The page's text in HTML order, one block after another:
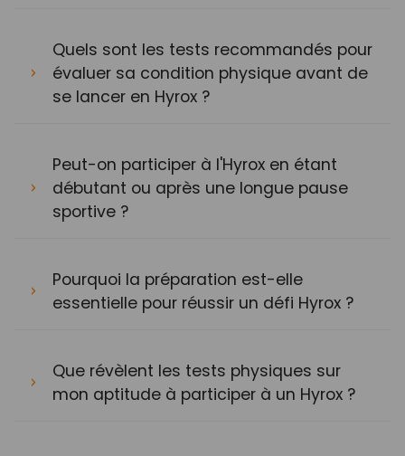
Quels sont les tests recommandés pour
évaluer sa condition physique avant de
se lancer en Hyrox ?
Peut-on participer à l'Hyrox en étant
débutant ou après une longue pause
sportive ?
Pourquoi la préparation est-elle
essentielle pour réussir un défi Hyrox ?
Que révèlent les tests physiques sur
mon aptitude à participer à un Hyrox ?